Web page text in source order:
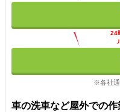
24
※各社通
車の洗車など屋外での